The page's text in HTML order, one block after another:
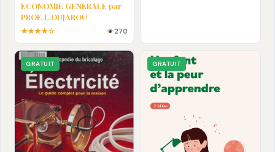
ECONOMIE GENERALE par
PROF. L.OUJAROU
★★★★☆ 270
GRATUIT GRATUIT